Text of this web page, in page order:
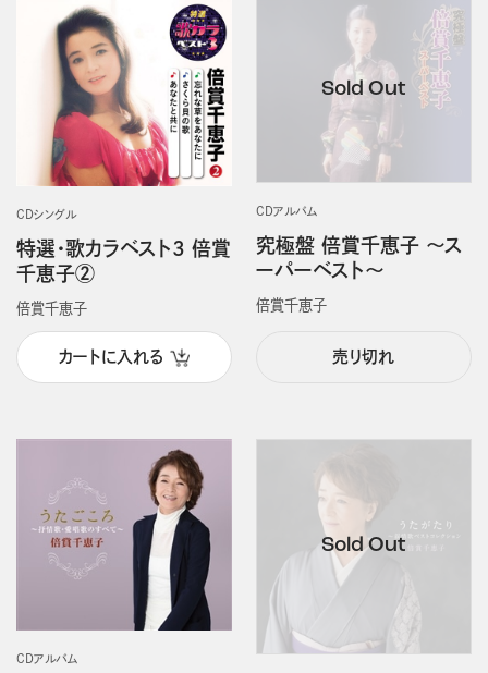
CDシングル
特選・歌カラベスト3 倍賞
千恵子②
倍賞千恵子
カートに入れる
CDアルバム
究極盤 倍賞千恵子 ～ス
ーパーベスト～
倍賞千恵子
売り切れ
CDアルバム